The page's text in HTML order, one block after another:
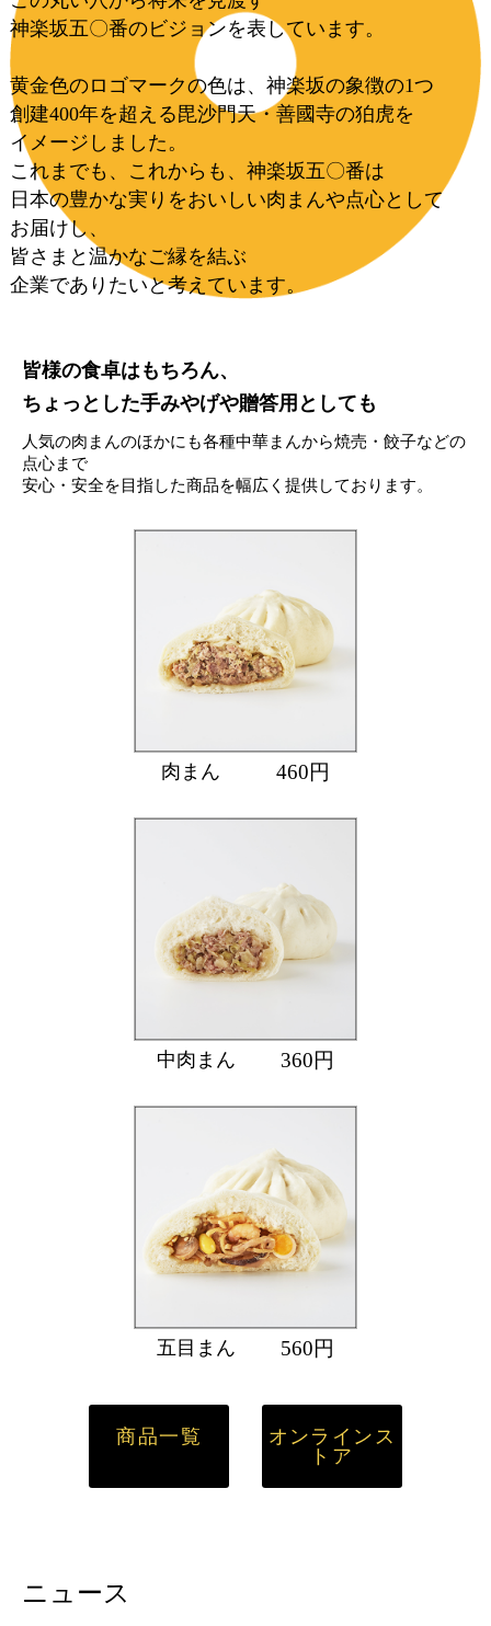
神楽坂五〇番のビジョンを表しています。
黄金色のロゴマークの色は、神楽坂の象徴の1つ
創建400年を超える毘沙門天・善國寺の狛虎を
イメージしました。
これまでも、これからも、神楽坂五〇番は
日本の豊かな実りをおいしい肉まんや点心として
お届けし、
皆さまと温かなご縁を結ぶ
企業でありたいと考えています。
皆様の食卓はもちろん、
ちょっとした手みやげや贈答用としても
人気の肉まんのほかにも各種中華まんから焼売・餃子などの
点心まで
安心・安全を目指した商品を幅広く提供しております。
肉まん 460円
中肉まん 360円
五目まん 560円
商品一覧
オンラインス
トア
ニュース